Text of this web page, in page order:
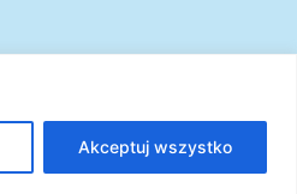
Akceptuj wszystko